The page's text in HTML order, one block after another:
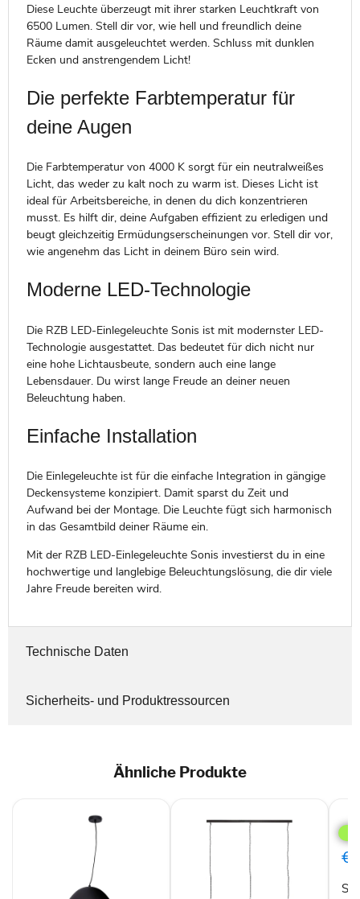
Diese Leuchte überzeugt mit ihrer starken Leuchtkraft von
6500 Lumen. Stell dir vor, wie hell und freundlich deine
Räume damit ausgeleuchtet werden. Schluss mit dunklen
Ecken und anstrengendem Licht!
Die perfekte Farbtemperatur für
deine Augen
Die Farbtemperatur von 4000 K sorgt für ein neutralweißes
Licht, das weder zu kalt noch zu warm ist. Dieses Licht ist
ideal für Arbeitsbereiche, in denen du dich konzentrieren
musst. Es hilft dir, deine Aufgaben effizient zu erledigen und
beugt gleichzeitig Ermüdungserscheinungen vor. Stell dir vor,
wie angenehm das Licht in deinem Büro sein wird.
Moderne LED-Technologie
Die RZB LED-Einlegeleuchte Sonis ist mit modernster LED-
Technologie ausgestattet. Das bedeutet für dich nicht nur
eine hohe Lichtausbeute, sondern auch eine lange
Lebensdauer. Du wirst lange Freude an deiner neuen
Beleuchtung haben.
Einfache Installation
Die Einlegeleuchte ist für die einfache Integration in gängige
Deckensysteme konzipiert. Damit sparst du Zeit und
Aufwand bei der Montage. Die Leuchte fügt sich harmonisch
in das Gesamtbild deiner Räume ein.
Mit der RZB LED-Einlegeleuchte Sonis investierst du in eine
hochwertige und langlebige Beleuchtungslösung, die dir viele
Jahre Freude bereiten wird.
Technische Daten
Sicherheits- und Produktressourcen
Ähnliche Produkte
für
LED